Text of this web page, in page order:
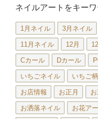
ネイルアートをキー
1月ネイル 3月ネイル
11月ネイル 12月
Cカール Dカール
いちごネイル いちご柄
お店情報 お正月
お洒落ネイル お花ア